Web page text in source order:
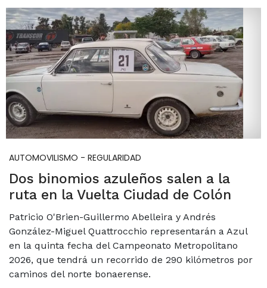
AUTOMOVILISMO - REGULARIDAD
Dos binomios azuleños salen a la
ruta en la Vuelta Ciudad de Colón
Patricio O'Brien-Guillermo Abelleira y Andrés
González-Miguel Quattrocchio representarán a Azul
en la quinta fecha del Campeonato Metropolitano
2026, que tendrá un recorrido de 290 kilómetros por
caminos del norte bonaerense.